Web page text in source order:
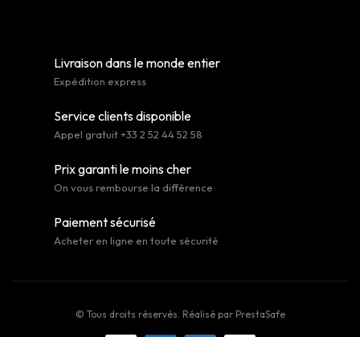
Livraison dans le monde entier
Expédition express
Service clients disponible
Appel gratuit +33 2 52 44 52 58
Prix garanti le moins cher
On vous rembourse la différence
Paiement sécurisé
Acheter en ligne en toute sécurité
© Tous droits réservés. Réalisé par PrestaSafe